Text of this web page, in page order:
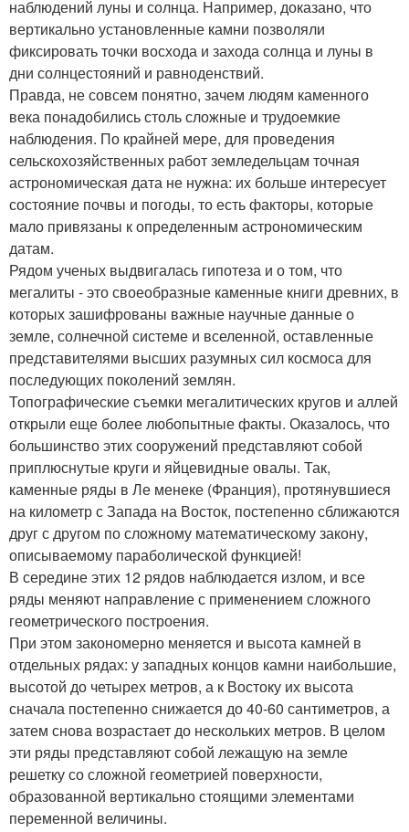
наблюдений луны и солнца. Например, доказано, что
вертикально установленные камни позволяли
фиксировать точки восхода и захода солнца и луны в
дни солнцестояний и равноденствий.
Правда, не совсем понятно, зачем людям каменного
века понадобились столь сложные и трудоемкие
наблюдения. По крайней мере, для проведения
сельскохозяйственных работ земледельцам точная
астрономическая дата не нужна: их больше интересует
состояние почвы и погоды, то есть факторы, которые
мало привязаны к определенным астрономическим
датам.
Рядом ученых выдвигалась гипотеза и о том, что
мегалиты - это своеобразные каменные книги древних, в
которых зашифрованы важные научные данные о
земле, солнечной системе и вселенной, оставленные
представителями высших разумных сил космоса для
последующих поколений землян.
Топографические съемки мегалитических кругов и аллей
открыли еще более любопытные факты. Оказалось, что
большинство этих сооружений представляют собой
приплюснутые круги и яйцевидные овалы. Так,
каменные ряды в Ле менеке (Франция), протянувшиеся
на километр с Запада на Восток, постепенно сближаются
друг с другом по сложному математическому закону,
описываемому параболической функцией!
В середине этих 12 рядов наблюдается излом, и все
ряды меняют направление с применением сложного
геометрического построения.
При этом закономерно меняется и высота камней в
отдельных рядах: у западных концов камни наибольшие,
высотой до четырех метров, а к Востоку их высота
сначала постепенно снижается до 40-60 сантиметров, а
затем снова возрастает до нескольких метров. В целом
эти ряды представляют собой лежащую на земле
решетку со сложной геометрией поверхности,
образованной вертикально стоящими элементами
переменной величины.